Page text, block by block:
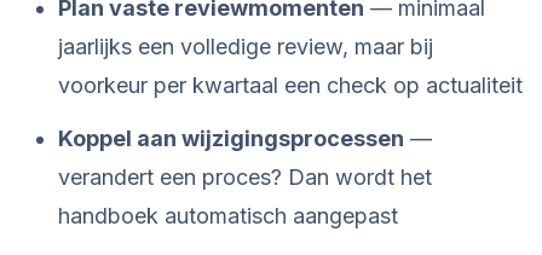
Plan vaste reviewmomenten — minimaal
jaarlijks een volledige review, maar bij
voorkeur per kwartaal een check op actualiteit
Koppel aan wijzigingsprocessen —
verandert een proces? Dan wordt het
handboek automatisch aangepast